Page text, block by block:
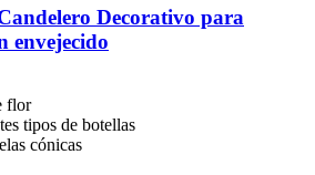
Decorativo para
envejecido
flor
tipos de botellas
cónicas